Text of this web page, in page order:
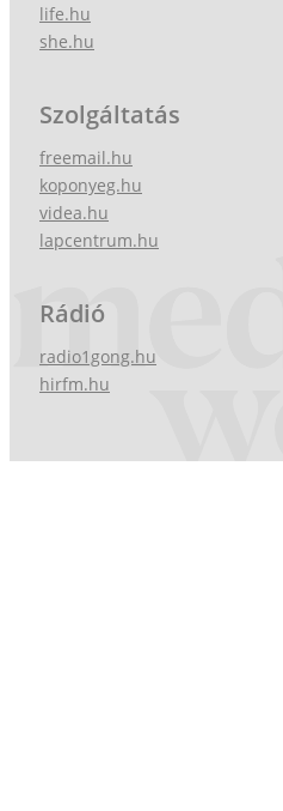
life.hu
she.hu
Szolgáltatás
freemail.hu
koponyeg.hu
videa.hu
lapcentrum.hu
Rádió
radio1gong.hu
hirfm.hu